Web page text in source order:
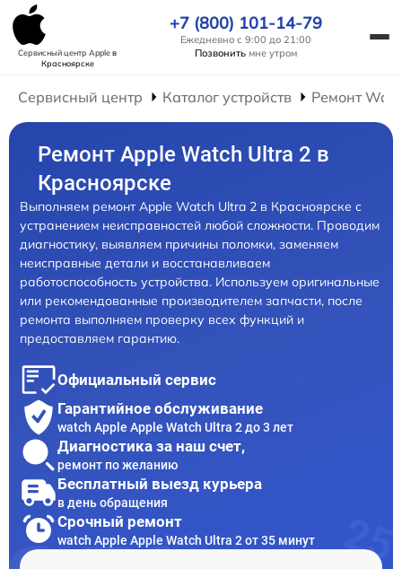
Сервисный центр Appleв
Красноярске
+7 (800) 101-14-79
Ежедневно с 9:00 до 21:00
Позвонить мне утром
Сервисный центр Каталог устройств Ремонт
Ремонт Apple Watch Ultra 2 в
Красноярске
Выполняем ремонт Apple Watch Ultra 2 в Красноярске с
устранением неисправностей любой сложности. Проводим
диагностику, выявляем причины поломки, заменяем
неисправные детали и восстанавливаем
работоспособность устройства. Используем оригинальные
или рекомендованные производителем запчасти, после
ремонта выполняем проверку всех функций и
предоставляем гарантию.
Официальный сервис
Гарантийное обслуживание
watch Apple Apple Watch Ultra 2 до 3 лет
Диагностика за наш счет,
ремонт по желанию
Бесплатный выезд курьера
в день обращения
Срочный ремонт
watch Apple Apple Watch Ultra 2 от 35 минут